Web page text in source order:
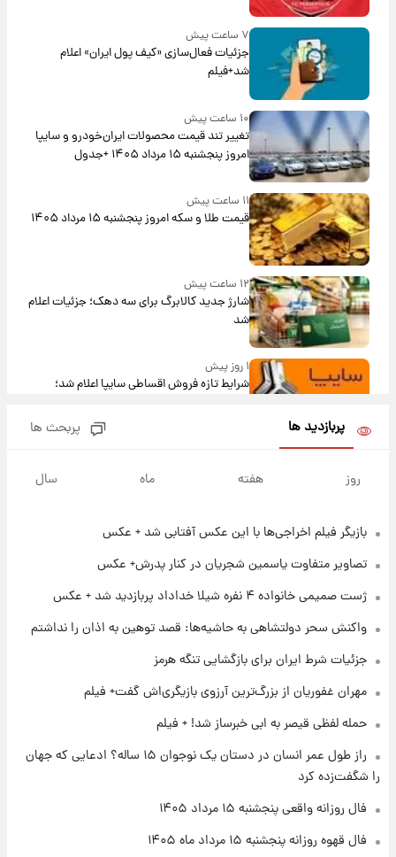
۷ ساعت پیش
جزئیات فعال‌سازی «کیف پول ایران» اعلام
شد+فیلم
۱۰ ساعت پیش
تغییر تند قیمت محصولات ایران‌خودرو و سایپا
امروز پنجشنبه ۱۵ مرداد ۱۴۰۵ +جدول
۱۱ ساعت پیش
قیمت طلا و سکه امروز پنجشنبه ۱۵ مرداد ۱۴۰۵
۱۲ ساعت پیش
شارژ جدید کالابرگ برای سه دهک؛ جزئیات اعلام
شد
۱ روز پیش
شرایط تازه فروش اقساطی سایپا اعلام شد؛
قیمت سکه و طلا فردا
۱۸ ساعت پیش
فال قهوه روزانه پنجشنبه ۱۵ مرداد ماه ۱۴۰۵
۲۰ ساعت پیش
فال روزانه واقعی پنجشنبه ۱۵ مرداد ۱۴۰۵
+ جدول
پربازدید ها پربحث ها
روز هفته ماه سال
بازیگر فیلم اخراجی‌ها با این عکس آفتابی شد + عکس
تصاویر متفاوت یاسمین شجریان در کنار پدرش+ عکس
ژست صمیمی خانواده ۴ نفره شیلا خداداد پربازدید شد + عکس
واکنش سحر دولتشاهی به حاشیه‌ها: قصد توهین به اذان را نداشتم
جزئیات شرط ایران برای بازگشایی تنگه هرمز
مهران غفوریان از بزرگ‌ترین آرزوی بازیگری‌اش گفت+ فیلم
حمله لفظی قیصر به ابی خبرساز شد! + فیلم
راز طول عمر انسان در دستان یک نوجوان ۱۵ ساله؟ ادعایی که جهان
را شگفت‌زده کرد
فال روزانه واقعی پنجشنبه ۱۵ مرداد ۱۴۰۵
فال قهوه روزانه پنجشنبه ۱۵ مرداد ماه ۱۴۰۵